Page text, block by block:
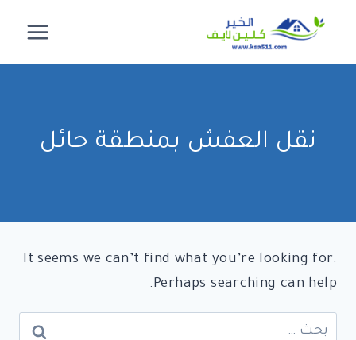
المحتوى
نقل العفش بمنطقة حائل
It seems we can’t find what you’re looking for.
Perhaps searching can help.
البحث